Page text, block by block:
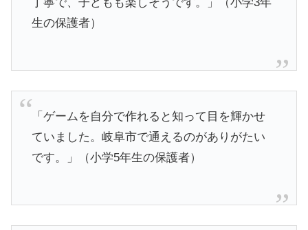
生の保護者）
「ゲームを自分で作れると知って目を輝かせ
ていました。岐阜市で通えるのがありがたい
です。」（小学5年生の保護者）